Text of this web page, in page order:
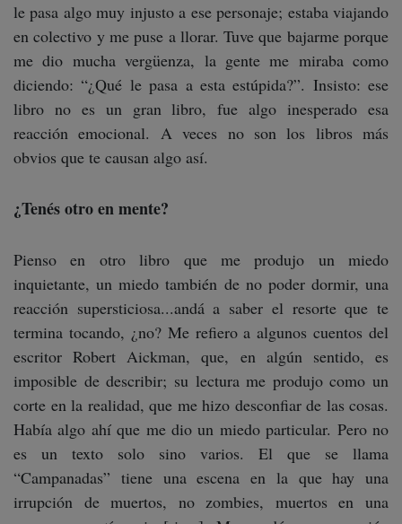
le pasa algo muy injusto a ese personaje; estaba viajando
en colectivo y me puse a llorar. Tuve que bajarme porque
me dio mucha vergüenza, la gente me miraba como
diciendo: “¿Qué le pasa a esta estúpida?”. Insisto: ese
libro no es un gran libro, fue algo inesperado esa
reacción emocional. A veces no son los libros más
obvios que te causan algo así.
¿Tenés otro en mente?
Pienso en otro libro que me produjo un miedo
inquietante, un miedo también de no poder dormir, una
reacción supersticiosa...andá a saber el resorte que te
termina tocando, ¿no? Me refiero a algunos cuentos del
escritor Robert Aickman, que, en algún sentido, es
imposible de describir; su lectura me produjo como un
corte en la realidad, que me hizo desconfiar de las cosas.
Había algo ahí que me dio un miedo particular. Pero no
es un texto solo sino varios. El que se llama
“Campanadas” tiene una escena en la que hay una
irrupción de muertos, no zombies, muertos en una